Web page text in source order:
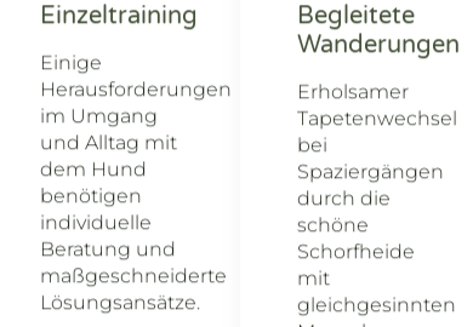
Einzeltraining
Einige
Herausforderungen
im Umgang
und Alltag mit
dem Hund
benötigen
individuelle
Beratung und
maßgeschneiderte
Lösungsansätze.
Begleitete
Wanderungen
Erholsamer
Tapetenwechsel
bei
Spaziergängen
durch die
schöne
Schorfheide
mit
gleichgesinnten